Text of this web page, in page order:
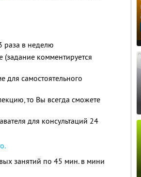
раза в неделю
комментируется
самостоятельного
то Вы всегда сможете
для консультаций 24
занятий по 45 мин. в мини